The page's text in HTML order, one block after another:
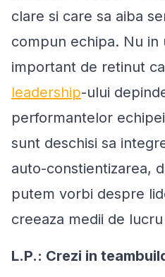
clare si care sa aiba
compun echipa. Nu in
important de retinut
leadership-ului
performantelor
sunt deschisi sa
auto-constientizarea,
putem vorbi despre
creeaza medii de
L.P.: Crezi in